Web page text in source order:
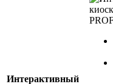
Интерактивный